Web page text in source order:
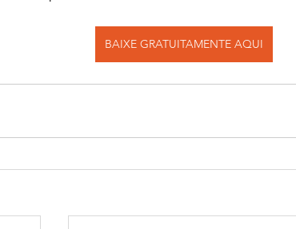
BAIXE GRATUITAMENTE AQUI